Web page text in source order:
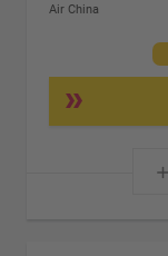
Air China